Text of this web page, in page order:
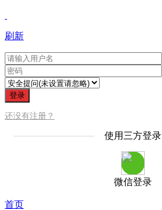
刷新
登录
还没有注册？
使用三方登录
微信登录
首页